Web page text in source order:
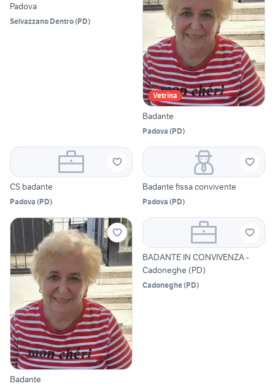
Padova
Selvazzano Dentro(PD)
Vetrina
Badante
Padova (PD)
CS badante
Padova (PD)
Badante fissa convivente
Padova (PD)
Badante
BADANTE IN CONVIVENZA -
Cadoneghe (PD)
Cadoneghe(PD)